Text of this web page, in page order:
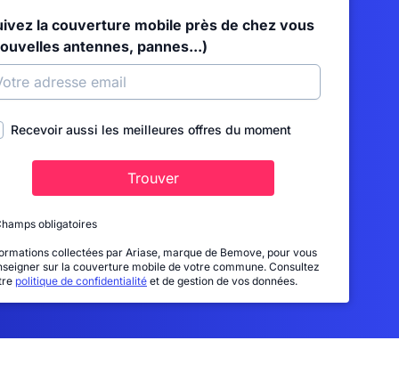
la couverture mobile près de chez vous
antennes, pannes...)
Recevoir aussi les meilleures offres du moment
Trouver
obligatoires
collectées par Ariase, marque de Bemove, pour vous
sur la couverture mobile de votre commune. Consultez
politique de confidentialité et de gestion de vos données.